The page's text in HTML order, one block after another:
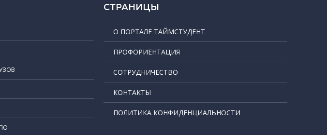
СТРАНИЦЫ
О ПОРТАЛЕ ТАЙМСТУДЕНТ
ПРОФОРИЕНТАЦИЯ
СОТРУДНИЧЕСТВО
КОНТАКТЫ
ПОЛИТИКА КОНФИДЕНЦИАЛЬНОСТИ